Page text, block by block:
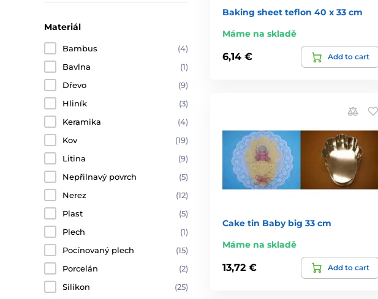
Materiál
Bambus
(4)
Bavlna
(1)
Dřevo
(9)
Hliník
(3)
Keramika
(4)
Kov
(19)
Litina
(9)
Nepřilnavý povrch
(5)
Nerez
(12)
Plast
(5)
Plech
(1)
Pocínovaný plech
(15)
Porcelán
(2)
Silikon
(25)
Baking sheet teflon 40 x 33 cm
Máme na skladě
6,14 € Add to cart
Cake tin Baby big 33 cm
Máme na skladě
13,72 € Add to cart